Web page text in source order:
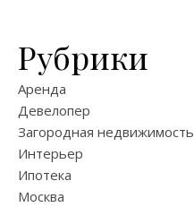
Рубрики
Аренда
Девелопер
Загородная недвижимость
Интерьер
Ипотека
Москва